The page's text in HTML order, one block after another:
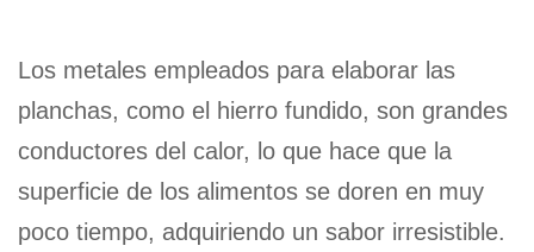
Los metales empleados para elaborar las
planchas, como el hierro fundido, son grandes
conductores del calor, lo que hace que la
superficie de los alimentos se doren en muy
poco tiempo, adquiriendo un sabor irresistible.